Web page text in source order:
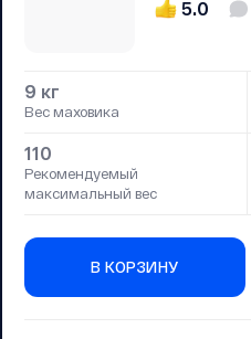
5.0
9 кг
Вес маховика
110
Рекомендуемый
максимальный вес
В КОРЗИНУ